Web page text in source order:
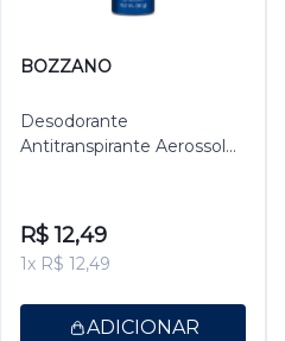
BOZZANO
Desodorante
Antitranspirante Aerossol
R$ 12,49
1x R$ 12,49
ADICIONAR